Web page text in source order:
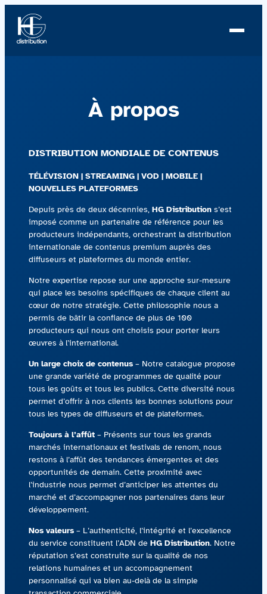
contenu
Équipe
Équipe
Catalogue
Contactez-nous
Acquisitions
À propos
DISTRIBUTION MONDIALE DE CONTENUS
TÉLÉVISION | STREAMING | VOD | MOBILE |
NOUVELLES PLATEFORMES
Depuis près de deux décennies, HG Distribution s’est
imposé comme un partenaire de référence pour les
producteurs indépendants, orchestrant la distribution
internationale de contenus premium auprès des
diffuseurs et plateformes du monde entier.
Notre expertise repose sur une approche sur-mesure
qui place les besoins spécifiques de chaque client au
cœur de notre stratégie. Cette philosophie nous a
permis de bâtir la confiance de plus de 100
producteurs qui nous ont choisis pour porter leurs
œuvres à l’international.
Un large choix de contenus – Notre catalogue propose
une grande variété de programmes de qualité pour
tous les goûts et tous les publics. Cette diversité nous
permet d’offrir à nos clients les bonnes solutions pour
tous les types de diffuseurs et de plateformes.
Toujours à l’affût – Présents sur tous les grands
marchés internationaux et festivals de renom, nous
restons à l’affût des tendances émergentes et des
opportunités de demain. Cette proximité avec
l’industrie nous permet d’anticiper les attentes du
marché et d’accompagner nos partenaires dans leur
développement.
Nos valeurs – L’authenticité, l’intégrité et l’excellence
du service constituent l’ADN de HG Distribution. Notre
réputation s’est construite sur la qualité de nos
relations humaines et un accompagnement
personnalisé qui va bien au-delà de la simple